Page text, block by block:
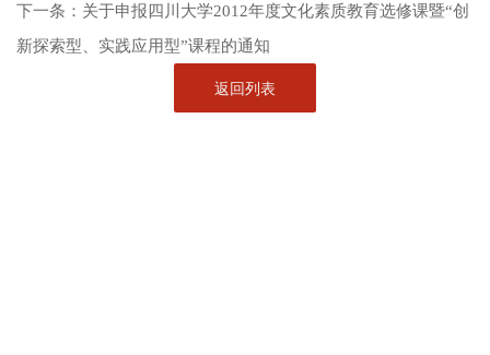
下一条： 关于申报四川大学2012年度文化素质教育选修课暨“创
新探索型、实践应用型”课程的通知
返回列表